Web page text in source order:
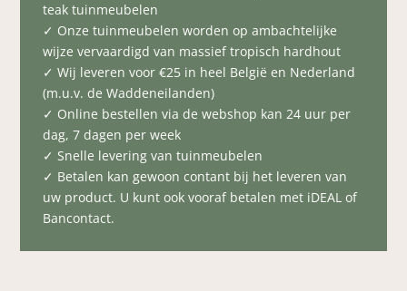
teak tuinmeubelen
✓ Onze tuinmeubelen worden op ambachtelijke
wijze vervaardigd van massief tropisch hardhout
✓ Wij leveren voor €25 in heel België en Nederland
(m.u.v. de Waddeneilanden)
✓ Online bestellen via de webshop kan 24 uur per
dag, 7 dagen per week
✓ Snelle levering van tuinmeubelen
✓ Betalen kan gewoon contant bij het leveren van
uw product. U kunt ook vooraf betalen met iDEAL of
Bancontact.